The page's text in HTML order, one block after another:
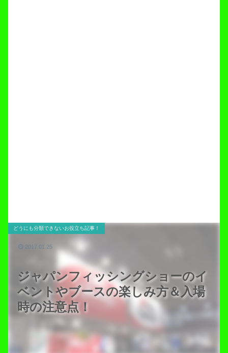
ジャパンフィッシングショーのイ
ベントやブースの楽しみ方＆入場
時の注意点！
どうにも分類できないお役立ち記事！
2017.01.25